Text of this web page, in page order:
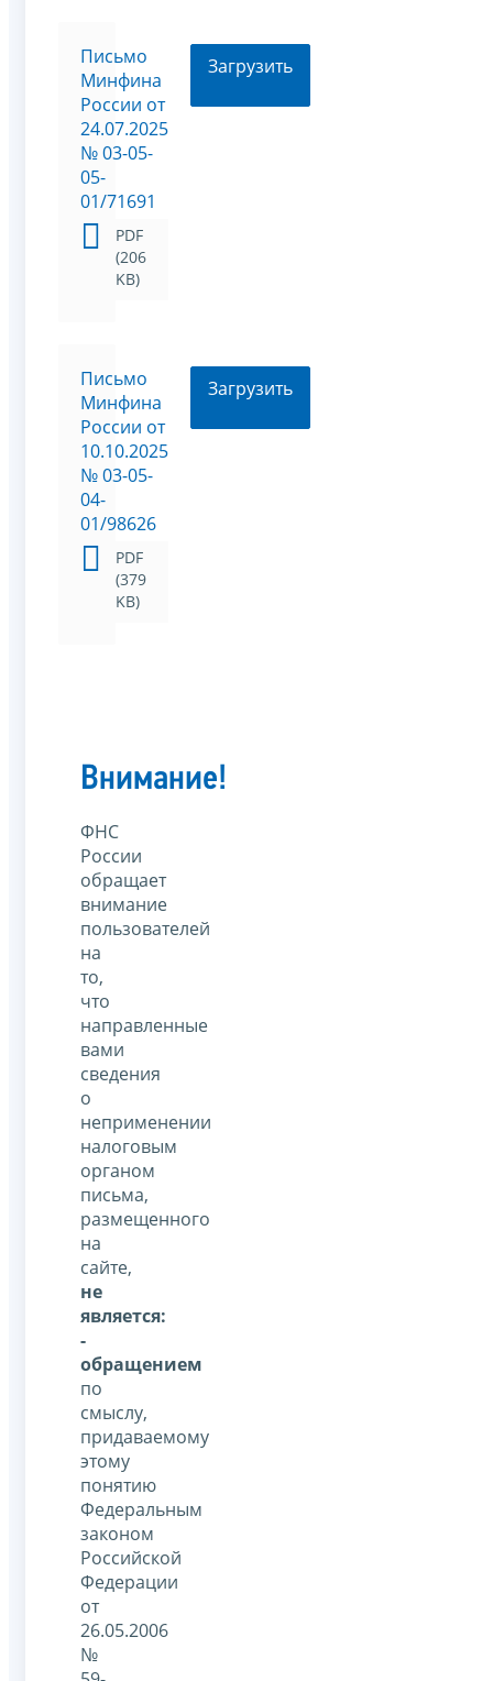
Письмо
Минфина
России от
24.07.2025
№ 03-05-
05-
01/71691
PDF
(206
KB)
Загрузить
Письмо
Минфина
России от
10.10.2025
№ 03-05-
04-
01/98626
PDF
(379
KB)
Загрузить
Внимание!
ФНС
России
обращает
внимание
пользователей
на
то,
что
направленные
вами
сведения
о
неприменении
налоговым
органом
письма,
размещенного
на
сайте,
не
является:
-
обращением
по
смыслу,
придаваемому
этому
понятию
Федеральным
законом
Российской
Федерации
от
26.05.2006
№